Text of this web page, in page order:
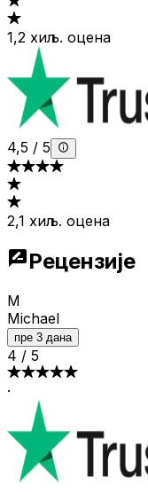
1,2 хиљ. оцена
4,5 / 5
2,1 хиљ. оцена
Рецензије
M
Michael
пре 3 дана
4 / 5
·